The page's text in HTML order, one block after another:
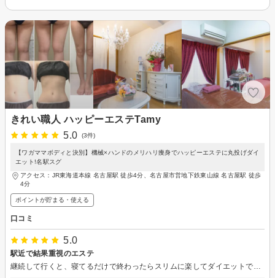
きれい職人 ハッピーエステTamy
5.0
(3件)
【ワガママボディと決別】機械×ハンドのメリハリ痩身でハッピーエステに丸投げダイ
エット!名駅スグ
アクセス：JR東海道本線 名古屋駅 徒歩4分、名古屋市営地下鉄東山線 名古屋駅 徒歩
4分
ポイントが貯まる・使える
口コミ
5.0
駅近で結果重視のエステ